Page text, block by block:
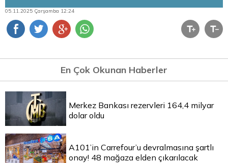
05.11.2025 Çarşamba 12:24
En Çok Okunan Haberler
Merkez Bankası rezervleri 164,4 milyar
dolar oldu
A101’in Carrefour’u devralmasına şartlı
onay! 48 mağaza elden çıkarılacak